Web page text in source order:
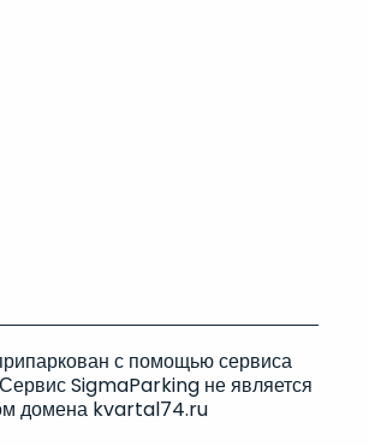
с помощью сервиса
SigmaParking не является
домена kvartal74.ru